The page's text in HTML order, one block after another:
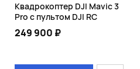
Квадрокоптер DJI Mavic 3
Pro с пультом DJI RC
249 900 ₽